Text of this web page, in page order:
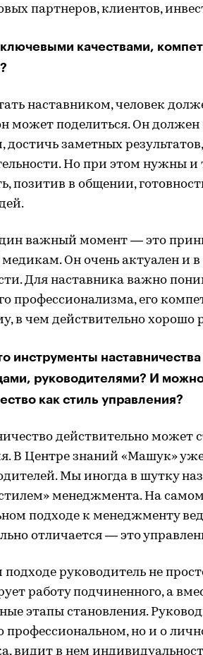
партнеров, клиентов,
качествами,
наставником, человек
может поделиться. Он
достичь заметных
Но при этом нужны и
позитив в общении,
важный момент — это
Он очень актуален и в
Для наставника важно
профессионализма, его
в чем действительно хорошо
инструменты
руководителями? И
как стиль управления?
действительно может
В Центре знаний «Машук»
Мы иногда в шутку
менеджмента. На самом
подходе к менеджменту
отличается — это
руководитель не
работу подчиненного, а
этапы становления.
профессиональном, но и о
видит в нем